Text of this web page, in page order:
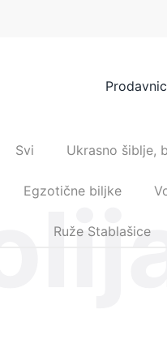
Svi Ukrasno šiblje,
Egzotične biljke
Ruže Stablašice